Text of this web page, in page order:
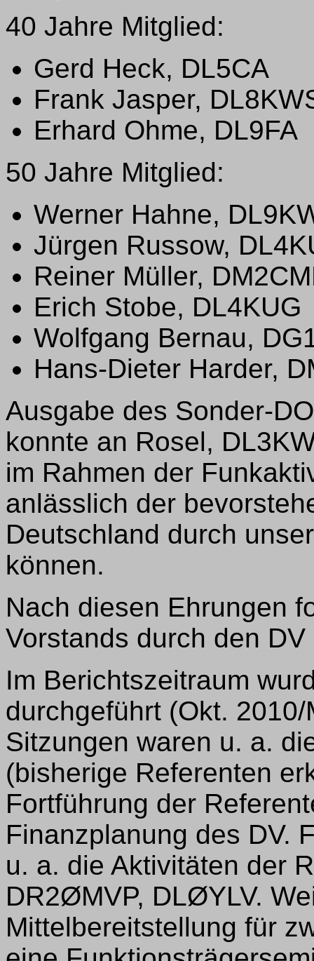
40 Jahre Mitglied:
Gerd Heck, DL5CA
Frank Jasper,
Erhard Ohme, DL9FA
50 Jahre Mitglied:
Werner Hahne,
Jürgen Russow,
Reiner Müller,
Erich Stobe, DL4KUG
Wolfgang Bernau,
Hans-Dieter Harder,
Ausgabe des Sonder-
konnte an Rosel,
im Rahmen der
anlässlich der
Deutschland durch
können.
Nach diesen Ehrungen
Vorstands durch den
Im Berichtszeitraum
durchgeführt (Okt.
Sitzungen waren u. a.
(bisherige Referenten
Fortführung der
Finanzplanung des DV.
u. a. die Aktivitäten der
DR2ØMVP, DLØYLV.
Mittelbereitstellung für